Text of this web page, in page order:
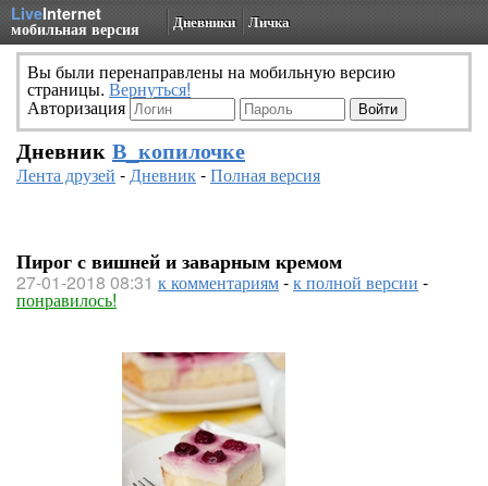
LiveInternet
мобильная версия Дневники Личка
Вы были перенаправлены на мобильную версию
страницы. Вернуться!
Авторизация
Дневник В_копилочке
Лента друзей -Дневник-Полная версия
Пирог с вишней и заварным кремом
27-01-2018 08:31 к комментариям-к полной версии -
понравилось!